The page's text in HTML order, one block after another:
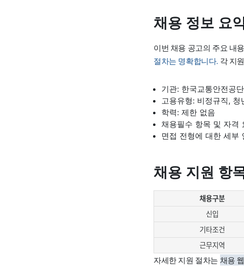
채용 정보 요
이번 채용 공고의 주요 내
절차는 명확합니다. 각 지
기관: 한국교통안전공
고용유형: 비정규직, 청
학력: 제한 없음
채용필수 항목 및 자격
면접 전형에 대한 세부
채용 지원 항
채용구분
신입
기타조건
근무지역
자세한 지원 절차는 채용